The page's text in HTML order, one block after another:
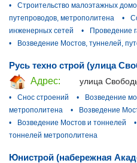
•
Строительство малоэтажных
путепроводов, метрополитена
•
инженерных сетей
•
Проведение
•
Возведение Мостов, туннелей,
Русь техно строй (улица
Адрес:
улица
•
Снос строений •
Возведение
метрополитена
•
Возведение
•
Возведение Мостов и тоннелей •
тоннелей метрополитена
Юнистрой (набережная